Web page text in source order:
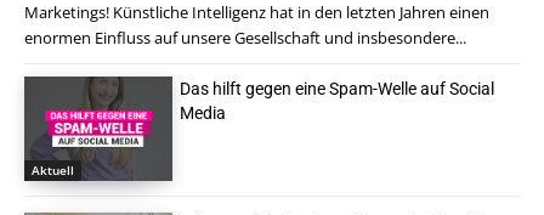
Marketings! Künstliche Intelligenz hat in den letzten Jahren einen
enormen Einfluss auf unsere Gesellschaft und insbesondere...
Aktuell
Das hilft gegen eine Spam-Welle auf Social
Media